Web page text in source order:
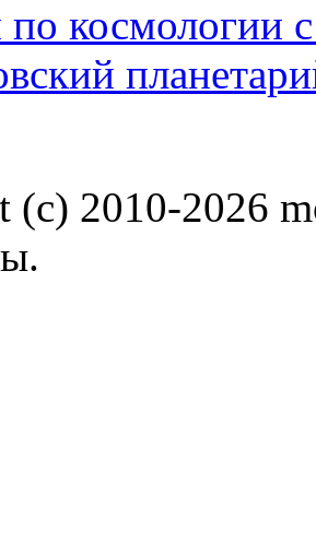
по космологии
(c) 2010-2026